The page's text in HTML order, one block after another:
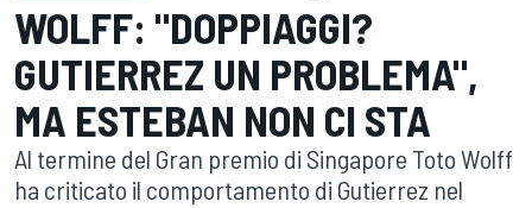
WOLFF: "DOPPIAGGI?
GUTIERREZ UN PROBLEMA",
MA ESTEBAN NON CI STA
Al termine del Gran premio di Singapore Toto Wolff
ha criticato il comportamento di Gutierrez nel